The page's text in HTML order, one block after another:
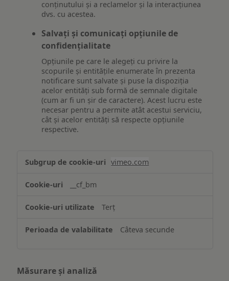
conținutului și a reclamelor și la interacțiunea
dvs. cu acestea.
Salvați și comunicați opțiunile de
confidențialitate
Opțiunile pe care le alegeți cu privire la
scopurile și entitățile enumerate în prezenta
notificare sunt salvate și puse la dispoziția
acelor entități sub formă de semnale digitale
(cum ar fi un șir de caractere). Acest lucru este
necesar pentru a permite atât acestui serviciu,
cât și acelor entități să respecte opțiunile
respective.
Asigurarea
funcționalităților
website-
ului
vimeo.com
__cf_bm
Terț
Câteva secunde
Măsurare și analiză